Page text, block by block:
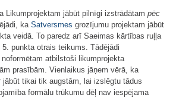
Likumprojektam jābūt pilnīgi izstrādātam pēc
ka Satversmes grozījumu projektam jābūt
veidā. To paredz arī Saeimas kārtības ruļļa
punkta otrais teikums. Tādējādi
atbilstoši likumprojekta
prasībām. Vienlaikus jāņem vērā, ka
jābūt tikai tik augstām, lai izslēgtu tādus
formālu trūkumu dēļ nav iespējama